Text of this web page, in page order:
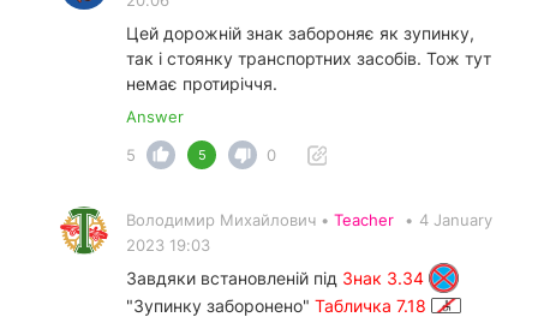
Цей дорожній знак забороняє як зупинку,
так і стоянку транспортних засобів. Тож тут
немає протиріччя.
Answer
5
5 0
Володимир Михайлович • Teacher • 4 January
2023 19:03
Завдяки встановленій під Знак 3.34
"Зупинку заборонено" Табличка 7.18